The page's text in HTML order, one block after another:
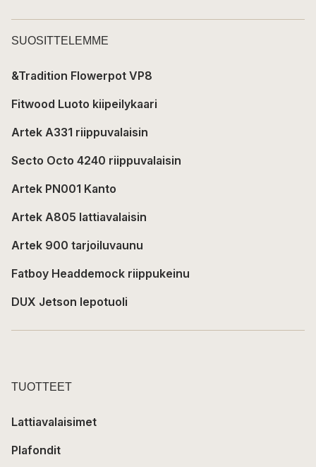
SUOSITTELEMME
&Tradition Flowerpot VP8
Fitwood Luoto kiipeilykaari
Artek A331 riippuvalaisin
Secto Octo 4240 riippuvalaisin
Artek PN001 Kanto
Artek A805 lattiavalaisin
Artek 900 tarjoiluvaunu
Fatboy Headdemock riippukeinu
DUX Jetson lepotuoli
TUOTTEET
Lattiavalaisimet
Plafondit